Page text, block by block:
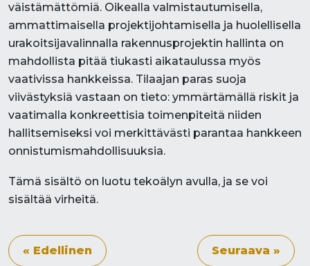
väistämättömiä. Oikealla valmistautumisella,
ammattimaisella projektijohtamisella ja huolellisella
urakoitsijavalinnalla rakennusprojektin hallinta on
mahdollista pitää tiukasti aikataulussa myös
vaativissa hankkeissa. Tilaajan paras suoja
viivästyksiä vastaan on tieto: ymmärtämällä riskit ja
vaatimalla konkreettisia toimenpiteitä niiden
hallitsemiseksi voi merkittävästi parantaa hankkeen
onnistumismahdollisuuksia.
Tämä sisältö on luotu tekoälyn avulla, ja se voi
sisältää virheitä.
« Edellinen Seuraava »